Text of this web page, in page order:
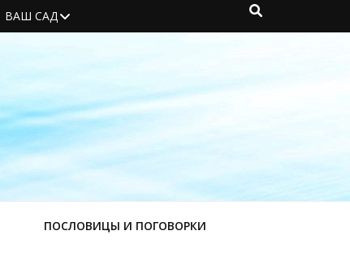
ВАШ САД
ПОСЛОВИЦЫ И ПОГОВОРКИ